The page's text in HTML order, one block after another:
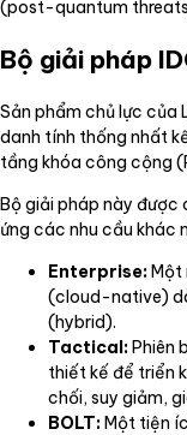
(post-quantum
Bộ giải pháp
Sản phẩm chủ lực của
danh tính thống nhất
tầng khóa công cộng
Bộ giải pháp này được
ứng các nhu cầu khác
Enterprise:Một
(cloud-native)
(hybrid).
Tactical:Phiên
thiết kế để triển
chối, suy giảm,
BOLT:Một tiện